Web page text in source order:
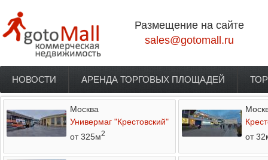
Размещение на сайте
sales@gotomall.ru
Главное меню
НОВОСТИ АРЕНДА ТОРГОВЫХ ПЛОЩАДЕЙ
Москва
Универмаг "Крестовский"
от 325м2
от